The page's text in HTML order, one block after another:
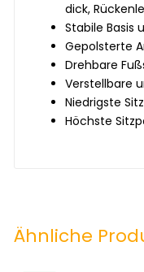
dick,
Stabile Basis
Gepolsterte
Drehbare
Verstellbare
Niedrigste
Höchste
Ähnliche